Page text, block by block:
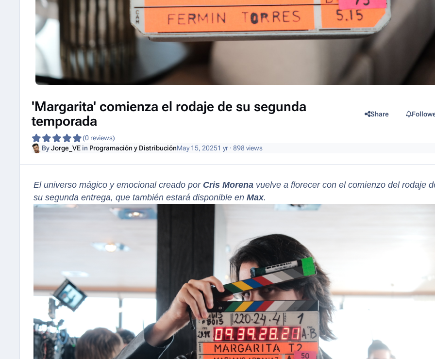
'Margarita' comienza el rodaje de su segunda
temporada
(0 reviews)
Share
ByJorge_VEin Programación y DistribuciónMay 15, 20251 yr· 898 views
El universo mágico y emocional creado por Cris Morena vuelve a florecer con el comienzo del rodaje
su segunda entrega, que también estará disponible en Max.